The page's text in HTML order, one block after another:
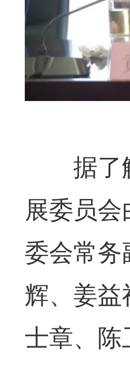
据了解
展委员
委会常务
辉、姜益
士章、陈